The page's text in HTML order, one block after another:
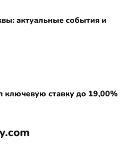
актуальные события и
ключевую ставку до 19,00%